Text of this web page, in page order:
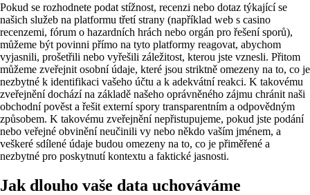
Pokud se rozhodnete podat stížnost, recenzi nebo dotaz týkající se
našich služeb na platformu třetí strany (například web s casino
recenzemi, fórum o hazardních hrách nebo orgán pro řešení sporů),
můžeme být povinni přímo na tyto platformy reagovat, abychom
vyjasnili, prošetřili nebo vyřešili záležitost, kterou jste vznesli. Přitom
můžeme zveřejnit osobní údaje, které jsou striktně omezeny na to, co je
nezbytné k identifikaci vašeho účtu a k adekvátní reakci. K takovému
zveřejnění dochází na základě našeho oprávněného zájmu chránit naši
obchodní pověst a řešit externí spory transparentním a odpovědným
způsobem. K takovému zveřejnění nepřistupujeme, pokud jste podání
nebo veřejné obvinění neučinili vy nebo někdo vaším jménem, a
veškeré sdílené údaje budou omezeny na to, co je přiměřené a
nezbytné pro poskytnutí kontextu a faktické jasnosti.
Jak dlouho vaše data uchováváme